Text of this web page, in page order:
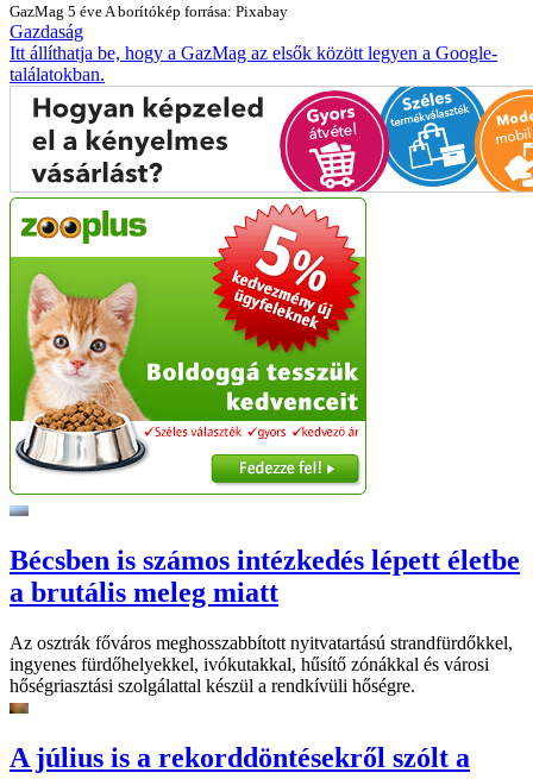
GazMag 5 éve A borítókép forrása: Pixabay
Gazdaság
Itt állíthatja be, hogy a GazMag az elsők között legyen a Google-
találatokban.
Bécsben is számos intézkedés lépett életbe
a brutális meleg miatt
Az osztrák főváros meghosszabbított nyitvatartású strandfürdőkkel,
ingyenes fürdőhelyekkel, ivókutakkal, hűsítő zónákkal és városi
hőségriasztási szolgálattal készül a rendkívüli hőségre.
A július is a rekorddöntésekről szólt a